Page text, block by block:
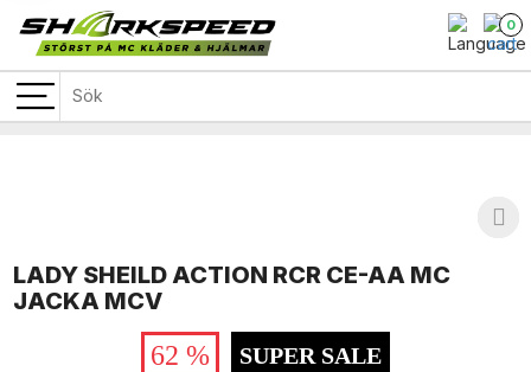
0
LADY SHEILD ACTION RCR CE-AA MC
JACKA MCV
62 % SUPER SALE